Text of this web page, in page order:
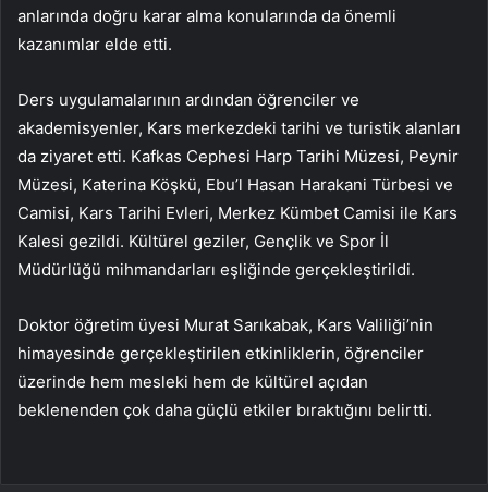
anlarında doğru karar alma konularında da önemli
kazanımlar elde etti.
Ders uygulamalarının ardından öğrenciler ve
akademisyenler, Kars merkezdeki tarihi ve turistik alanları
da ziyaret etti. Kafkas Cephesi Harp Tarihi Müzesi, Peynir
Müzesi, Katerina Köşkü, Ebu’l Hasan Harakani Türbesi ve
Camisi, Kars Tarihi Evleri, Merkez Kümbet Camisi ile Kars
Kalesi gezildi. Kültürel geziler, Gençlik ve Spor İl
Müdürlüğü mihmandarları eşliğinde gerçekleştirildi.
Doktor öğretim üyesi Murat Sarıkabak, Kars Valiliği’nin
himayesinde gerçekleştirilen etkinliklerin, öğrenciler
üzerinde hem mesleki hem de kültürel açıdan
beklenenden çok daha güçlü etkiler bıraktığını belirtti.